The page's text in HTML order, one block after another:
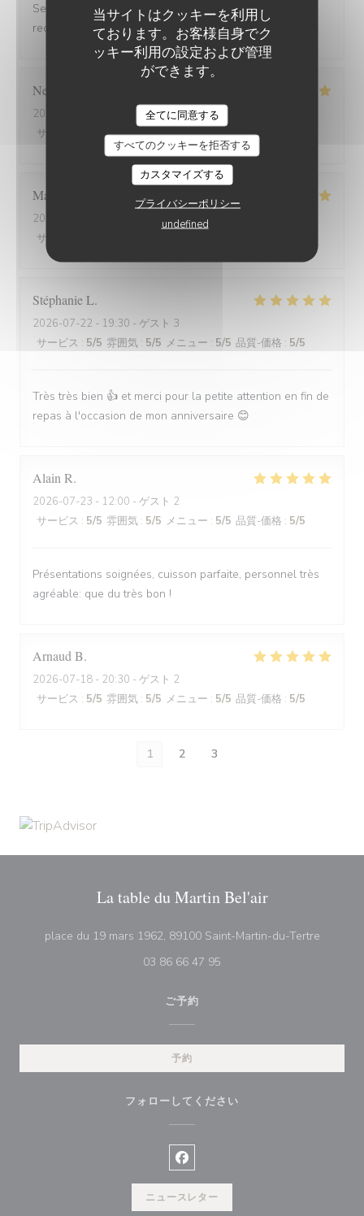
当サイトはクッキーを利用し
ております。お客様自身でク
ッキー利用の設定および管理
ができます。
全てに同意する
すべてのクッキーを拒否する
カスタマイズする
プライバシーポリシー
undefined
Serveuse et serveur très professionnels. Nous
recommandons, jamais déçu.
Nelly
2026-07-31
- 20:00 - ゲスト 2
サービス
雰囲気:5/5 メニュー:5/5 品質-価格
Marion
2026-07-30
- 19:30 - ゲスト 2
サービス
StéphanieL
2026-07-22 - 19:30 - ゲスト 3
サービス : 5/5 雰囲気 : 5/5 メニュー : 5/5 品質-価格 : 5/5
Très très bien 👍 et merci pour la petite attention en fin de
repas à l'occasion de mon anniversaire 😊
Alain R
2026-07-23 - 12:00 - ゲスト 2
サービス : 5/5 雰囲気 : 5/5 メニュー : 5/5 品質-価格 : 5/5
Présentations soignées, cuisson parfaite, personnel très
agréable: que du très bon !
Arnaud B
2026-07-18 - 20:30 - ゲスト 2
サービス : 5/5 雰囲気 : 5/5 メニュー : 5/5 品質-価格 : 5/5
1 2 3
La table du Martin Bel'air
place du 19 mars 1962, 89100 Saint-Martin-du-Tertre((新しい
03 86 66 47 95
ご予約
予約
フォローしてください
Facebook ((新しいウィンドウ
ニュースレター